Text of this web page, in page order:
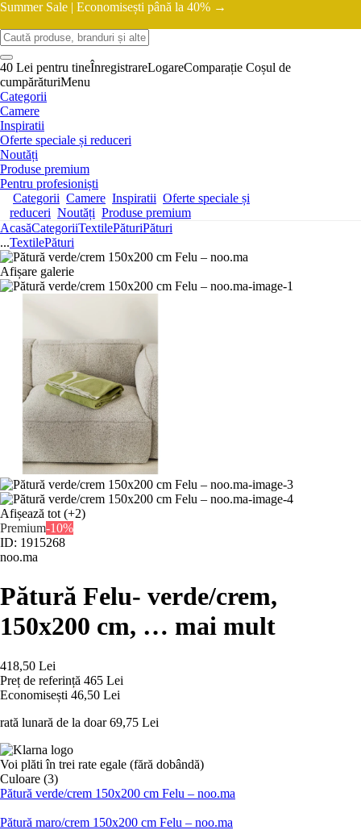
Summer Sale | Economisești până la 40% →
40 Lei pentru tineÎnregistrareLogareComparație Coșul de
cumpărăturiMenu
Categorii
Camere
Inspiratii
Oferte speciale și reduceri
Noutăți
Produse premium
Pentru profesioniști
Categorii Camere Inspiratii Oferte speciale și
reduceri Noutăți Produse premium
AcasăCategoriiTextilePăturiPături
...TextilePături
Afișare galerie
Afișează tot (+2)
Premium-10%
ID: 1915268
noo.ma
Pătură Felu- verde/crem,
150x200 cm, … mai mult
418,50 Lei
Preț de referință 465 Lei
Economisești 46,50 Lei
rată lunară de la doar 69,75 Lei
Voi plăti în trei rate egale (fără dobândă)
Culoare (3)
Pătură verde/crem 150x200 cm Felu – noo.ma
Pătură maro/crem 150x200 cm Felu – noo.ma